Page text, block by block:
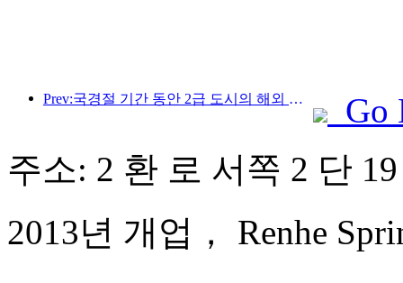
Prev:국경절 기간 동안 2급 도시의 해외 여행 및 와인 주문이 전년 동기 대비 70% 증가했습니다.
Go
주소: 2 환 로 서쪽 2 단
2013년 개업， Renhe